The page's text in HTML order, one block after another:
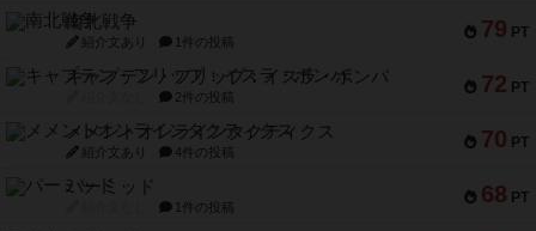
79 PT
南北戦争
紹介文あり 1件の投稿
72 PT
キャプテン・フリップ：イスラ・ボンバ
2件の投稿
70 PT
メメントオンラインタクティクス
紹介文あり 4件の投稿
68 PT
パーミッド
1件の投稿